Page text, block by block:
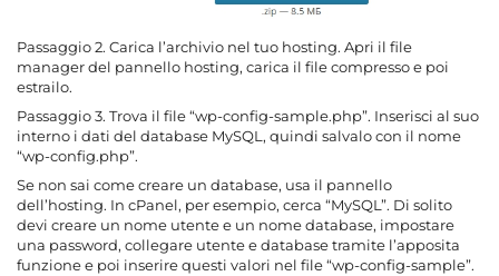
Passaggio 2. Carica l’archivio nel tuo hosting. Apri il file
manager del pannello hosting, carica il file compresso e poi
estrailo.
Passaggio 3. Trova il file “wp-config-sample.php”. Inserisci al suo
interno i dati del database MySQL, quindi salvalo con il nome
“wp-config.php”.
Se non sai come creare un database, usa il pannello
dell’hosting. In cPanel, per esempio, cerca “MySQL”. Di solito
devi creare un nome utente e un nome database, impostare
una password, collegare utente e database tramite l’apposita
funzione e poi inserire questi valori nel file “wp-config-sample”.